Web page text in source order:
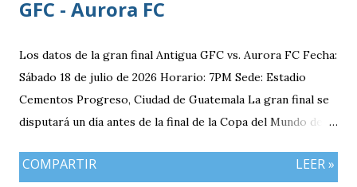
GFC - Aurora FC
Los datos de la gran final Antigua GFC vs. Aurora FC Fecha:
Sábado 18 de julio de 2026 Horario: 7PM Sede: Estadio
Cementos Progreso, Ciudad de Guatemala La gran final se
disputará un día antes de la final de la Copa del Mundo de la
especialmente futbolera para los aficionados
COMPARTIR LEER »